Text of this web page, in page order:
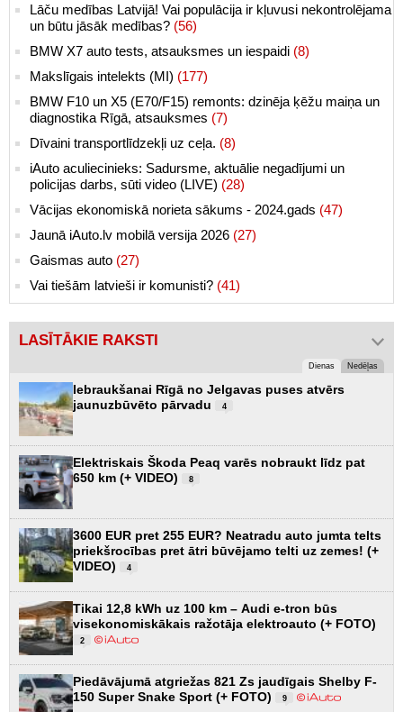
Lāču medības Latvijā! Vai populācija ir kļuvusi nekontrolējama
un būtu jāsāk medības? (56)
BMW X7 auto tests, atsauksmes un iespaidi (8)
Makslīgais intelekts (MI) (177)
BMW F10 un X5 (E70/F15) remonts: dzinēja ķēžu maiņa un
diagnostika Rīgā, atsauksmes (7)
Dīvaini transportlīdzekļi uz ceļa. (8)
iAuto aculiecinieks: Sadursme, aktuālie negadījumi un
policijas darbs, sūti video (LIVE) (28)
Vācijas ekonomiskā norieta sākums - 2024.gads (47)
Jaunā iAuto.lv mobilā versija 2026 (27)
Gaismas auto (27)
Vai tiešām latvieši ir komunisti? (41)
LASĪTĀKIE RAKSTI
Dienas Nedēļas
Iebraukšanai Rīgā no Jelgavas puses atvērs
jaunuzbūvēto pārvadu
4
Elektriskais Škoda Peaq varēs nobraukt līdz pat
650 km (+ VIDEO)
8
3600 EUR pret 255 EUR? Neatradu auto jumta telts
priekšrocības pret ātri būvējamo telti uz zemes! (+
VIDEO)
4
Tikai 12,8 kWh uz 100 km – Audi e-tron būs
visekonomiskākais ražotāja elektroauto (+ FOTO)
2
Piedāvājumā atgriežas 821 Zs jaudīgais Shelby F-
150 Super Snake Sport (+ FOTO)
9